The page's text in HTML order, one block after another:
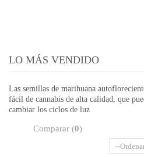
LO MÁS VENDIDO
Las semillas de marihuana
fácil de cannabis de alta calidad, que
cambiar los ciclos de luz
Comparar (0)